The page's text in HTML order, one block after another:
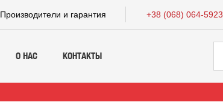
Производители и гарантия +38 (068) 064-5923
О НАС КОНТАКТЫ